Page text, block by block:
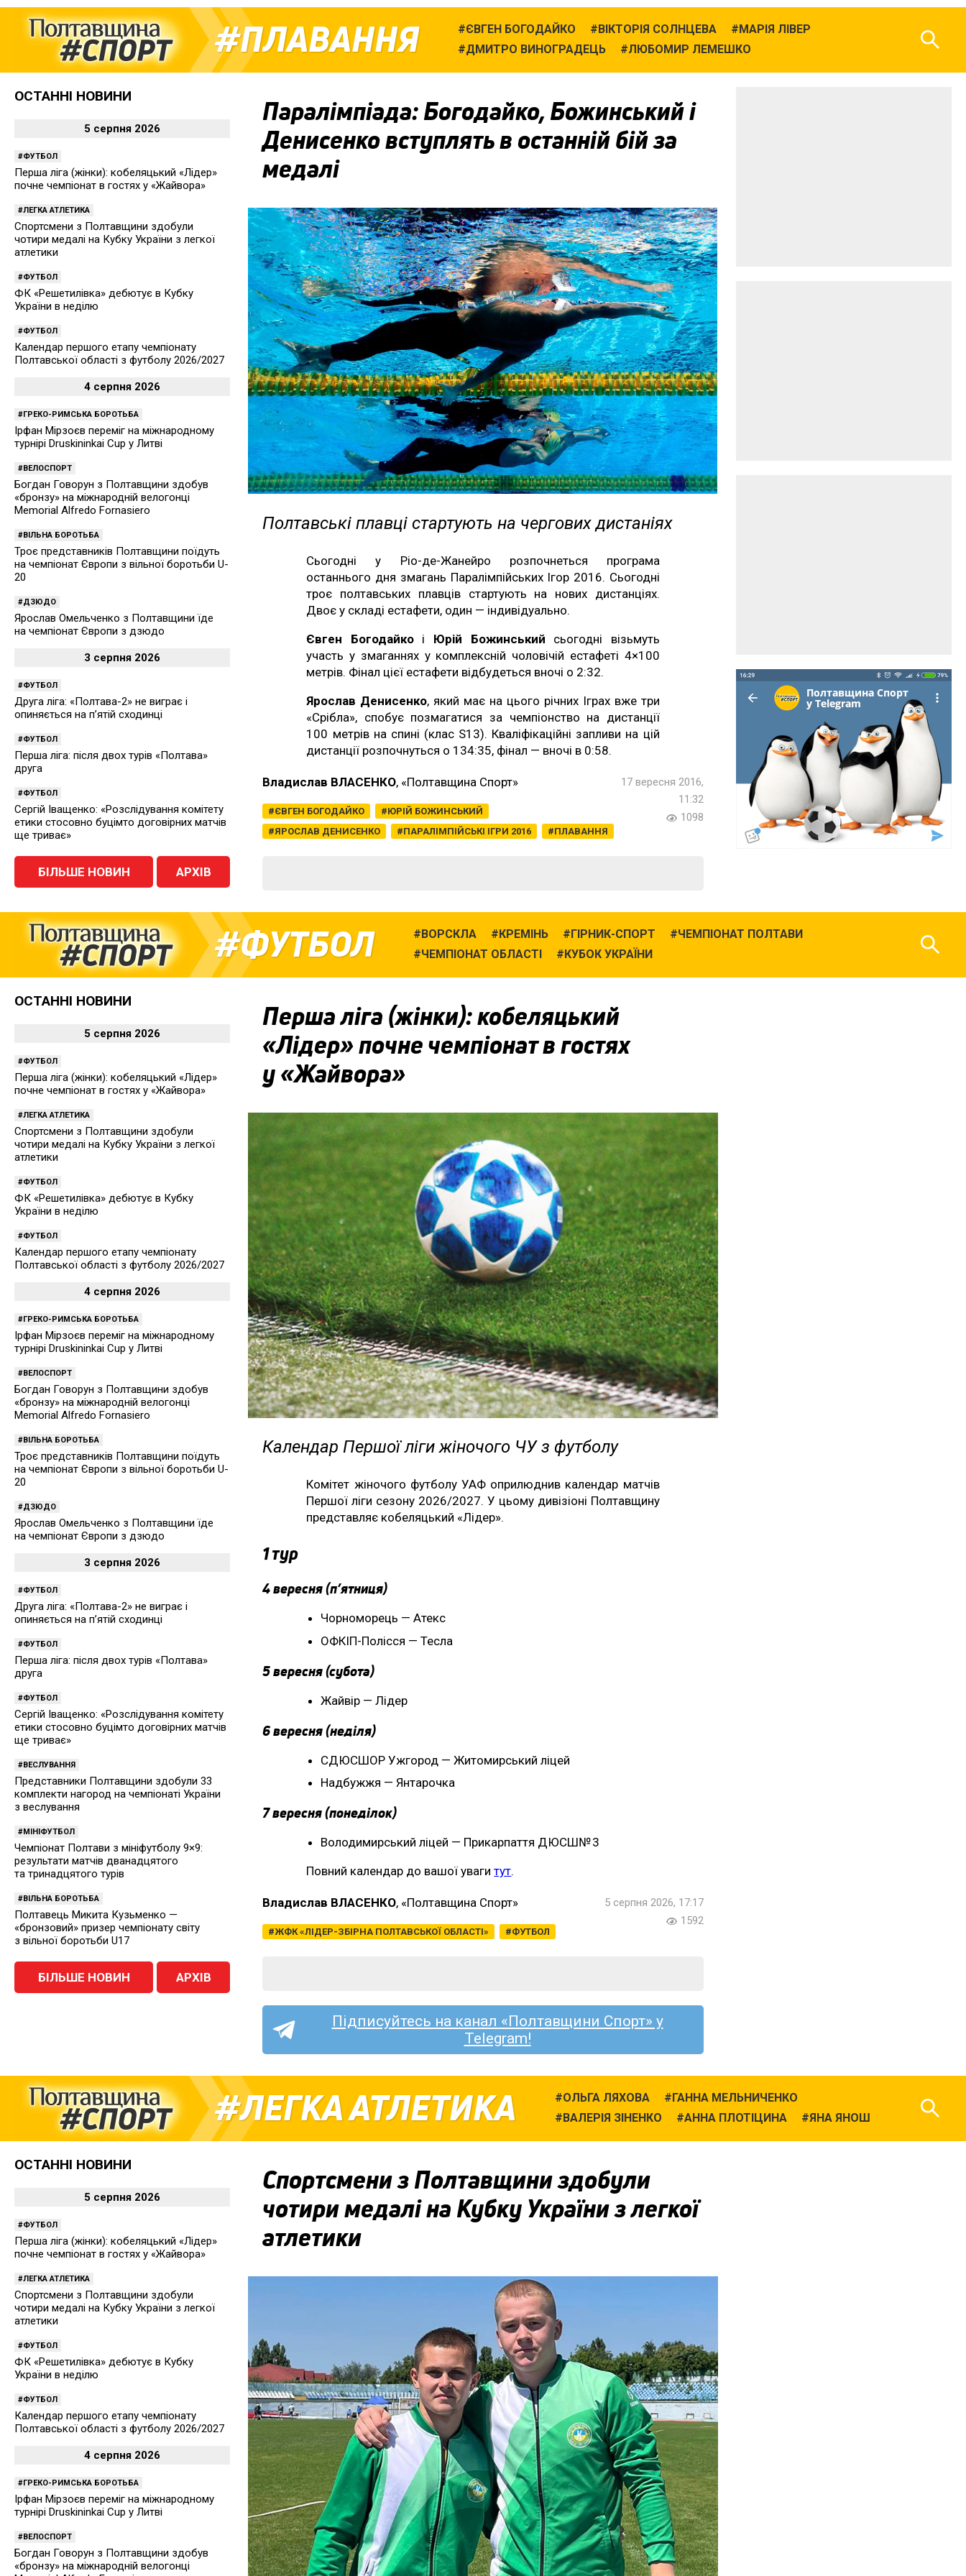
ПЛАВАННЯ ЄВГЕН БОГОДАЙКО ВІКТОРІЯ СОЛНЦЕВА
МАРІЯ ЛІВЕР
ДМИТРО ВИНОГРАДЕЦЬ
ЛЮБОМИР ЛЕМЕШКО
Паралімпіада: Богодайко, Божинський і
Денисенко вступлять в останній бій за
медалі
Полтавські плавці стартують на чергових дистаніях
Сьогодні у Ріо-де-Жанейро розпочнеться програма
останнього дня змагань Паралімпійських Ігор 2016. Сьогодні
троє полтавських плавців стартують на нових дистанціях.
Двоє у складі естафети, один — індивідуально.
Євген Богодайкоі Юрій Божинський сьогодні візьмуть
участь у змаганнях у комплексній чоловічій естафеті 4×100
метрів. Фінал цієї естафети відбудеться вночі о 2:32.
Ярослав Денисенко, який має на цього річних Іграх вже три
«Срібла», спобує позмагатися за чемпіонство на дистанції
100 метрів на спині (клас S13). Кваліфікаційні запливи на цій
дистанції розпочнуться о 134:35, фінал — вночі в 0:58.
Владислав ВЛАСЕНКО, «Полтавщина Спорт»
ЄВГЕН БОГОДАЙКО
ЮРІЙ БОЖИНСЬКИЙ
ЯРОСЛАВ ДЕНИСЕНКО
ПАРАЛІМПІЙСЬКІ ІГРИ 2016 ПЛАВАННЯ
17 вересня 2016,
11:32
1098
ОСТАННІ НОВИНИ
5 серпня 2026
ФУТБОЛ
Перша ліга (жінки): кобеляцький «Лідер»
почне чемпіонат в гостях у «Жайвора»
ЛЕГКА АТЛЕТИКА
Спортсмени з Полтавщини здобули
чотири медалі на Кубку України з легкої
атлетики
ФУТБОЛ
ФК «Решетилівка» дебютує в Кубку
України в неділю
ФУТБОЛ
Календар першого етапу чемпіонату
Полтавської області з футболу 2026/2027
4 серпня 2026
ГРЕКО-РИМСЬКА БОРОТЬБА
Ірфан Мірзоєв переміг на міжнародному
турнірі Druskininkai Cup у Литві
ВЕЛОСПОРТ
Богдан Говорун з Полтавщини здобув
«бронзу» на міжнародній велогонці
Memorial Alfredo Fornasiero
ВІЛЬНА БОРОТЬБА
Троє представників Полтавщини поїдуть
на чемпіонат Європи з вільної боротьби U-
20
ДЗЮДО
Ярослав Омельченко з Полтавщини їде
на чемпіонат Європи з дзюдо
3 серпня 2026
ФУТБОЛ
Друга ліга: «Полтава-2» не виграє і
опиняється на п’ятій сходинці
ФУТБОЛ
Перша ліга: після двох турів «Полтава»
друга
ФУТБОЛ
Сергій Іващенко: «Розслідування комітету
етики стосовно буцімто договірних матчів
ще триває»
БІЛЬШЕ НОВИН АРХІВ
ФУТБОЛ ВОРСКЛА КРЕМІНЬ ГІРНИК-СПОРТ
ЧЕМПІОНАТ ПОЛТАВИ
ЧЕМПІОНАТ ОБЛАСТІ
КУБОК УКРАЇНИ
Перша ліга (жінки): кобеляцький
«Лідер» почне чемпіонат в гостях
у «Жайвора»
Календар Першої ліги жіночого ЧУ з футболу
Комітет жіночого футболу УАФ оприлюднив календар матчів
Першої ліги сезону 2026/2027. У цьому дивізіоні Полтавщину
представляє кобеляцький «Лідер».
1 тур
4 вересня (п’ятниця)
Чорноморець — Атекс
ОФКІП-Полісся — Тесла
5 вересня (субота)
Жайвір — Лідер
6 вересня (неділя)
СДЮСШОР Ужгород — Житомирський ліцей
Надбужжя — Янтарочка
7 вересня (понеділок)
Володимирський ліцей — Прикарпаття ДЮСШ№ 3
Повний календар до вашої увагитут.
Владислав ВЛАСЕНКО, «Полтавщина Спорт»
ЖФК «ЛІДЕР-ЗБІРНА ПОЛТАВСЬКОЇ ОБЛАСТІ» ФУТБОЛ
5 серпня 2026, 17:17
1592
Підписуйтесь на канал «Полтавщини Спорт» у
Telegram!
ОСТАННІ НОВИНИ
5 серпня 2026
ФУТБОЛ
Перша ліга (жінки): кобеляцький «Лідер»
почне чемпіонат в гостях у «Жайвора»
ЛЕГКА АТЛЕТИКА
Спортсмени з Полтавщини здобули
чотири медалі на Кубку України з легкої
атлетики
ФУТБОЛ
ФК «Решетилівка» дебютує в Кубку
України в неділю
ФУТБОЛ
Календар першого етапу чемпіонату
Полтавської області з футболу 2026/2027
4 серпня 2026
ГРЕКО-РИМСЬКА БОРОТЬБА
Ірфан Мірзоєв переміг на міжнародному
турнірі Druskininkai Cup у Литві
ВЕЛОСПОРТ
Богдан Говорун з Полтавщини здобув
«бронзу» на міжнародній велогонці
Memorial Alfredo Fornasiero
ВІЛЬНА БОРОТЬБА
Троє представників Полтавщини поїдуть
на чемпіонат Європи з вільної боротьби U-
20
ДЗЮДО
Ярослав Омельченко з Полтавщини їде
на чемпіонат Європи з дзюдо
3 серпня 2026
ФУТБОЛ
Друга ліга: «Полтава-2» не виграє і
опиняється на п’ятій сходинці
ФУТБОЛ
Перша ліга: після двох турів «Полтава»
друга
ФУТБОЛ
Сергій Іващенко: «Розслідування комітету
етики стосовно буцімто договірних матчів
ще триває»
ВЕСЛУВАННЯ
Представники Полтавщини здобули 33
комплекти нагород на чемпіонаті України
з веслування
МІНІФУТБОЛ
Чемпіонат Полтави з мініфутболу 9×9:
результати матчів дванадцятого
та тринадцятого турів
ВІЛЬНА БОРОТЬБА
Полтавець Микита Кузьменко —
«бронзовий» призер чемпіонату світу
з вільної боротьби U17
БІЛЬШЕ НОВИН АРХІВ
ЛЕГКА АТЛЕТИКА ОЛЬГА ЛЯХОВА
ГАННА МЕЛЬНИЧЕНКО
ВАЛЕРІЯ ЗІНЕНКО
АННА ПЛОТІЦИНА ЯНА ЯНОШ
Спортсмени з Полтавщини здобули
чотири медалі на Кубку України з легкої
атлетики
ОСТАННІ НОВИНИ
5 серпня 2026
ФУТБОЛ
Перша ліга (жінки): кобеляцький «Лідер»
почне чемпіонат в гостях у «Жайвора»
ЛЕГКА АТЛЕТИКА
Спортсмени з Полтавщини здобули
чотири медалі на Кубку України з легкої
атлетики
ФУТБОЛ
ФК «Решетилівка» дебютує в Кубку
України в неділю
ФУТБОЛ
Календар першого етапу чемпіонату
Полтавської області з футболу 2026/2027
4 серпня 2026
ГРЕКО-РИМСЬКА БОРОТЬБА
Ірфан Мірзоєв переміг на міжнародному
турнірі Druskininkai Cup у Литві
ВЕЛОСПОРТ
Богдан Говорун з Полтавщини здобув
«бронзу» на міжнародній велогонці